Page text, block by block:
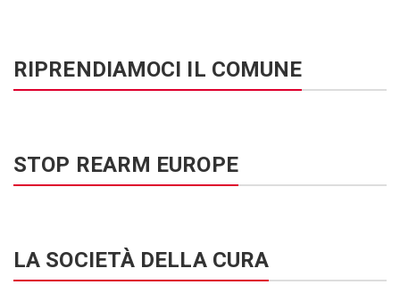
RIPRENDIAMOCI IL COMUNE
STOP REARM EUROPE
LA SOCIETÀ DELLA CURA